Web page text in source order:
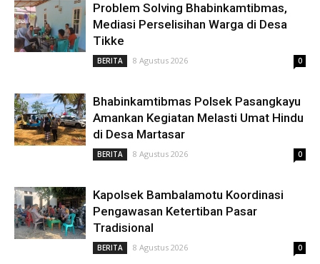
Problem Solving Bhabinkamtibmas,
Mediasi Perselisihan Warga di Desa
Tikke
BERITA 8 Agustus 2026 0
Bhabinkamtibmas Polsek Pasangkayu
Amankan Kegiatan Melasti Umat Hindu
di Desa Martasar
BERITA 8 Agustus 2026 0
Kapolsek Bambalamotu Koordinasi
Pengawasan Ketertiban Pasar
Tradisional
BERITA 8 Agustus 2026 0